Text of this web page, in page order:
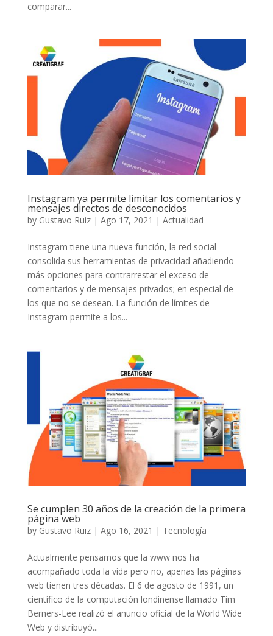
comparar...
Instagram ya permite limitar los comentarios y
mensajes directos de desconocidos
by Gustavo Ruiz| Ago 17, 2021 | Actualidad
Instagram tiene una nueva función, la red social
consolida sus herramientas de privacidad añadiendo
más opciones para contrarrestar el exceso de
comentarios y de mensajes privados; en especial de
los que no se desean. La función de límites de
Instagram permite a los...
Se cumplen 30 años de la creación de la primera
página web
by Gustavo Ruiz| Ago 16, 2021 | Tecnología
Actualmente pensamos que la www nos ha
acompañado toda la vida pero no, apenas las páginas
web tienen tres décadas. El 6 de agosto de 1991, un
científico de la computación londinense llamado Tim
Berners-Lee realizó el anuncio oficial de la World Wide
Web y distribuyó...